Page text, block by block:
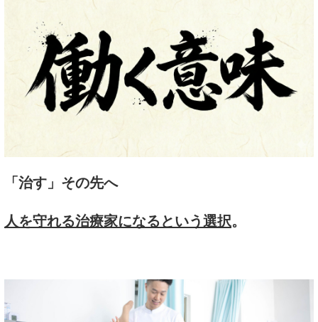
「治す」その先へ
人を守れる治療家になるという選択。